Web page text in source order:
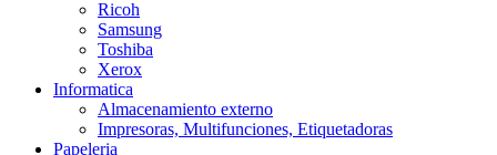
Ricoh
Samsung
Toshiba
Xerox
Informatica
Almacenamiento externo
Impresoras, Multifunciones, Etiquetadoras
Papeleria